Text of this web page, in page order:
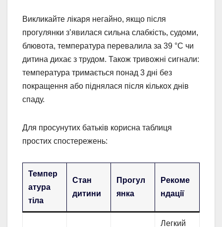
Викликайте лікаря негайно, якщо після
прогулянки з’явилася сильна слабкість, судоми,
блювота, температура перевалила за 39 °C чи
дитина дихає з трудом. Також тривожні сигнали:
температура тримається понад 3 дні без
покращення або піднялася після кількох днів
спаду.
Для просунутих батьків корисна таблиця
простих спостережень:
Темпер
атура
тіла
Стан
дитини
Прогул
янка
Рекоме
ндації
Легкий